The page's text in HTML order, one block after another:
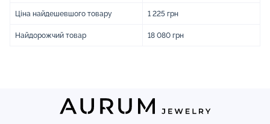
Ціна найдешевшого товару 1 225 грн
Найдорожчий товар 18 080 грн